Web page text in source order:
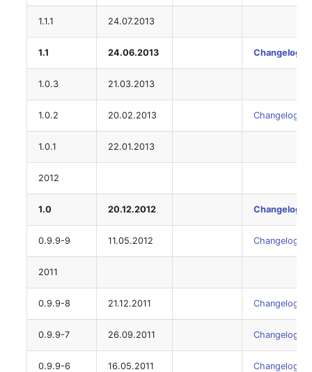
Zugewiesener
1.1.1 24.07.2013
1.1 24.06.2013 Changelog
1.0.3 21.03.2013
1.0.2 20.02.2013 Changelog
1.0.1 22.01.2013
2012
1.0 20.12.2012 Changelog
0.9.9-9 11.05.2012 Changelog
2011
0.9.9-8 21.12.2011 Changelog
0.9.9-7 26.09.2011 Changelog
0.9.9-6 16.05.2011 Changelog